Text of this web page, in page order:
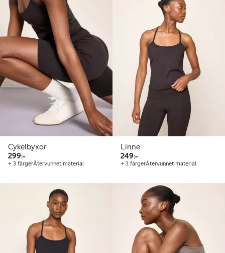
Cykelbyxor
299:-299,00 kr
+ 3 färgerÅtervunnet material
Linne
249:-249,00 kr
+ 3 färgerÅtervunnet material